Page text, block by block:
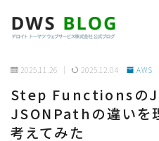
ホーム
AWS
2025.11.26 2025.12.04 AWS
Step Functionsの
JSONPathの違いを
考えてみた